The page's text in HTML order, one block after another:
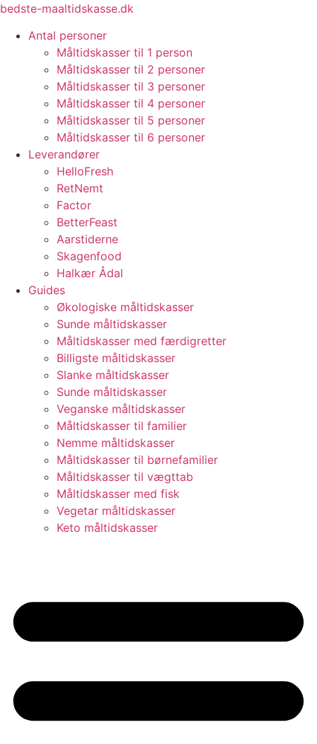
Videre
indhold
bedste-maaltidskasse.dk
Antal personer
Måltidskasser til 1 person
Måltidskasser til 2 personer
Måltidskasser til 3 personer
Måltidskasser til 4 personer
Måltidskasser til 5 personer
Måltidskasser til 6 personer
Leverandører
HelloFresh
RetNemt
Factor
BetterFeast
Aarstiderne
Skagenfood
Halkær Ådal
Guides
Økologiske måltidskasser
Sunde måltidskasser
Måltidskasser med færdigretter
Billigste måltidskasser
Slanke måltidskasser
Sunde måltidskasser
Veganske måltidskasser
Måltidskasser til familier
Nemme måltidskasser
Måltidskasser til børnefamilier
Måltidskasser til vægttab
Måltidskasser med fisk
Vegetar måltidskasser
Keto måltidskasser